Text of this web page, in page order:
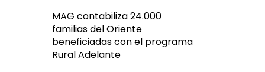
MAG contabiliza 24.000
familias del Oriente
beneficiadas con el programa
Rural Adelante